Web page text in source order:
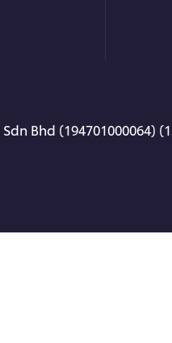
Bhd (194701000064)